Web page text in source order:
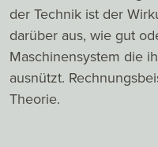
der Technik ist der
darüber aus, wie gut
Maschinensystem die
ausnützt.
Theorie.